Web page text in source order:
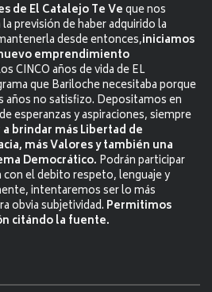
de El Catalejo Te Veque nos
previsión de haber adquirido la
desde entonces,iniciamos
emprendimiento
CINCO años de vida de EL
que Bariloche necesitaba porque
no satisfizo. Depositamos en
esperanzas y aspiraciones, siempre
brindar más Libertad de
más Valores y también una
Democrático. Podrán participar
el debito respeto, lenguaje y
intentaremos ser lo más
obvia subjetividad. Permitimos
citándo la fuente.